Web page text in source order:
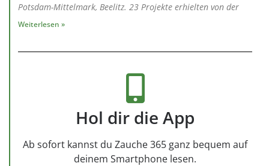
Potsdam-Mittelmark, Beelitz. 23 Projekte erhielten von der
Weiterlesen »
Hol dir die App
Ab sofort kannst du Zauche 365 ganz bequem auf
deinem Smartphone lesen.